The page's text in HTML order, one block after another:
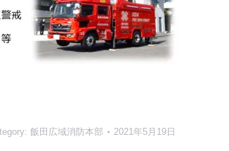
飯田広域消防本部 2021年5月19日